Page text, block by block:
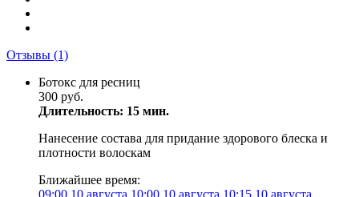
Отзывы (1)
Ботокс для ресниц
300 руб.
Длительность: 15 мин.
Нанесение состава для придание здорового блеска и
плотности волоскам
Ближайшее время:
09:00 10 августа 10:00 10 августа 10:15 10 августа